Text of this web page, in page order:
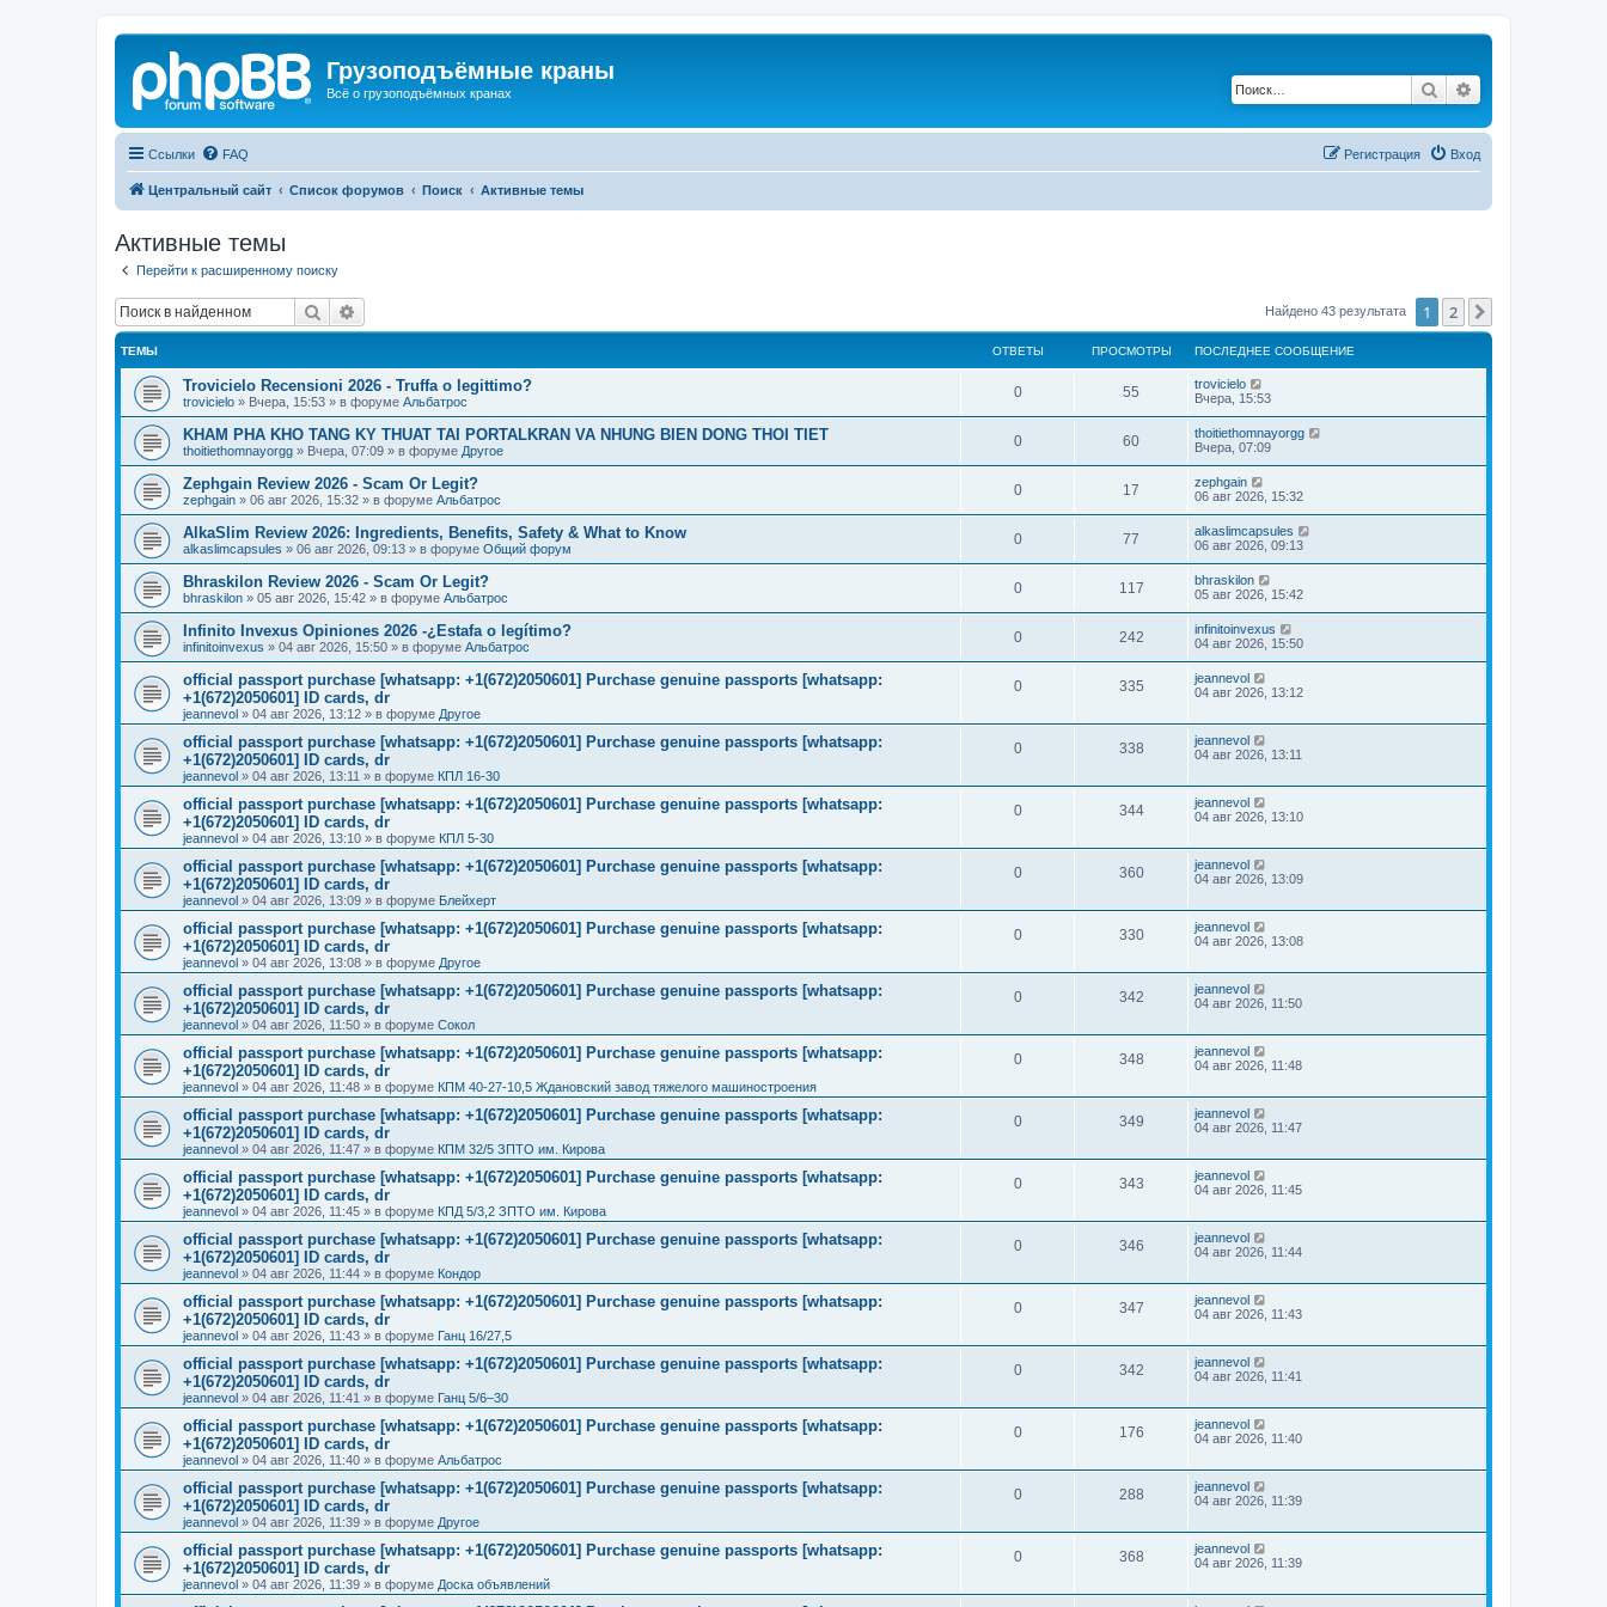
Грузоподъёмные краны
Всё о грузоподъёмных кранах Поиск
Ссылки FAQ Вход
Регистрация
Центральный сайт Список форумов Поиск Активные темы
Активные темы
Перейти к расширенному поиску
Поиск Найдено 43 результата 1 2
ТЕМЫ ОТВЕТЫ ПРОСМОТРЫ ПОСЛЕДНЕЕ СООБЩЕНИЕ
Trovicielo Recensioni 2026 - Truffa o legittimo?
trovicielo » Вчера, 15:53 » в форуме Альбатрос
0 55
trovicielo
Вчера, 15:53
KHAM PHA KHO TANG KY THUAT TAI PORTALKRAN VA NHUNG BIEN DONG THOI TIET
thoitiethomnayorgg » Вчера, 07:09 » в форуме Другое
0 60
thoitiethomnayorgg
Вчера, 07:09
Zephgain Review 2026 - Scam Or Legit?
zephgain » 06 авг 2026, 15:32 » в форуме Альбатрос
0 17
zephgain
06 авг 2026, 15:32
AlkaSlim Review 2026: Ingredients, Benefits, Safety & What to Know
alkaslimcapsules » 06 авг 2026, 09:13 » в форуме Общий форум
0 77
alkaslimcapsules
06 авг 2026, 09:13
Bhraskilon Review 2026 - Scam Or Legit?
bhraskilon » 05 авг 2026, 15:42 » в форуме Альбатрос
0 117
bhraskilon
05 авг 2026, 15:42
Infinito Invexus Opiniones 2026 -¿Estafa o legítimo?
infinitoinvexus » 04 авг 2026, 15:50 » в форуме Альбатрос
0 242
infinitoinvexus
04 авг 2026, 15:50
official passport purchase [whatsapp: +1(672)2050601] Purchase genuine passports [whatsapp:
+1(672)2050601] ID cards, dr
jeannevol » 04 авг 2026, 13:12 » в форуме Другое
0 335
jeannevol
04 авг 2026, 13:12
official passport purchase [whatsapp: +1(672)2050601] Purchase genuine passports [whatsapp:
+1(672)2050601] ID cards, dr
jeannevol » 04 авг 2026, 13:11 » в форуме КПЛ 16-30
0 338
jeannevol
04 авг 2026, 13:11
official passport purchase [whatsapp: +1(672)2050601] Purchase genuine passports [whatsapp:
+1(672)2050601] ID cards, dr
jeannevol » 04 авг 2026, 13:10 » в форуме КПЛ 5-30
0 344
jeannevol
04 авг 2026, 13:10
official passport purchase [whatsapp: +1(672)2050601] Purchase genuine passports [whatsapp:
+1(672)2050601] ID cards, dr
jeannevol » 04 авг 2026, 13:09 » в форуме Блейхерт
0 360
jeannevol
04 авг 2026, 13:09
official passport purchase [whatsapp: +1(672)2050601] Purchase genuine passports [whatsapp:
+1(672)2050601] ID cards, dr
jeannevol » 04 авг 2026, 13:08 » в форуме Другое
0 330
jeannevol
04 авг 2026, 13:08
official passport purchase [whatsapp: +1(672)2050601] Purchase genuine passports [whatsapp:
+1(672)2050601] ID cards, dr
jeannevol » 04 авг 2026, 11:50 » в форуме Сокол
0 342
jeannevol
04 авг 2026, 11:50
official passport purchase [whatsapp: +1(672)2050601] Purchase genuine passports [whatsapp:
+1(672)2050601] ID cards, dr
jeannevol » 04 авг 2026, 11:48 » в форуме КПМ 40-27-10,5 Ждановский завод тяжелого машиностроения
0 348
jeannevol
04 авг 2026, 11:48
official passport purchase [whatsapp: +1(672)2050601] Purchase genuine passports [whatsapp:
+1(672)2050601] ID cards, dr
jeannevol » 04 авг 2026, 11:47 » в форуме КПМ 32/5 ЗПТО им. Кирова
0 349
jeannevol
04 авг 2026, 11:47
official passport purchase [whatsapp: +1(672)2050601] Purchase genuine passports [whatsapp:
+1(672)2050601] ID cards, dr
jeannevol » 04 авг 2026, 11:45 » в форуме КПД 5/3,2 ЗПТО им. Кирова
0 343
jeannevol
04 авг 2026, 11:45
official passport purchase [whatsapp: +1(672)2050601] Purchase genuine passports [whatsapp:
+1(672)2050601] ID cards, dr
jeannevol » 04 авг 2026, 11:44 » в форуме Кондор
0 346
jeannevol
04 авг 2026, 11:44
official passport purchase [whatsapp: +1(672)2050601] Purchase genuine passports [whatsapp:
+1(672)2050601] ID cards, dr
jeannevol » 04 авг 2026, 11:43 » в форуме Ганц 16/27,5
0 347
jeannevol
04 авг 2026, 11:43
official passport purchase [whatsapp: +1(672)2050601] Purchase genuine passports [whatsapp:
+1(672)2050601] ID cards, dr
jeannevol » 04 авг 2026, 11:41 » в форуме Ганц 5/6–30
0 342
jeannevol
04 авг 2026, 11:41
official passport purchase [whatsapp: +1(672)2050601] Purchase genuine passports [whatsapp:
+1(672)2050601] ID cards, dr
jeannevol » 04 авг 2026, 11:40 » в форуме Альбатрос
0 176
jeannevol
04 авг 2026, 11:40
official passport purchase [whatsapp: +1(672)2050601] Purchase genuine passports [whatsapp:
+1(672)2050601] ID cards, dr
jeannevol » 04 авг 2026, 11:39 » в форуме Другое
0 288
jeannevol
04 авг 2026, 11:39
official passport purchase [whatsapp: +1(672)2050601] Purchase genuine passports [whatsapp:
+1(672)2050601] ID cards, dr
jeannevol » 04 авг 2026, 11:39 » в форуме Доска объявлений
0 368
jeannevol
04 авг 2026, 11:39